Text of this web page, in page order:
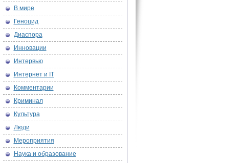
В мире
Геноцид
Диаспора
Инновации
Интервью
Интернет и IT
Комментарии
Криминал
Культура
Люди
Мероприятия
Наука и образование